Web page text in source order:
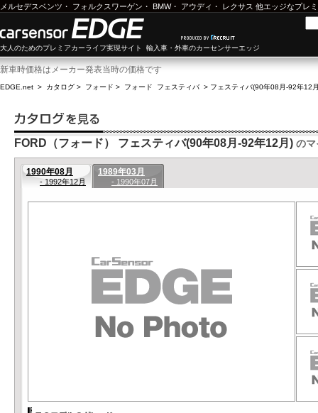
メルセデスベンツ ・ フォルクスワーゲン ・ BMW・ アウディ ・ レクサス 他エッジなプレ
大人のためのプレミアカーライフ実現サイト 輸入車・外車のカーセンサーエッジ
新車時価格はメーカー発表当時の価格です
EDGE.net > カタログ > フォード > フォード フェスティバ > フェスティバ(90年08月-92年12
FORD（フォード） フェスティバ(90年08月-92年12月) のマ
1990年08月
- 1992年12月
1989年03月
- 1990年07月